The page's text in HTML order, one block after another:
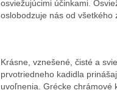
osviežujúcimi účinkami.
oslobodzuje nás od všetkého
Krásne, vznešené, čisté a
prvotriedneho kadidla
uvoľnenia. Grécke chrámové